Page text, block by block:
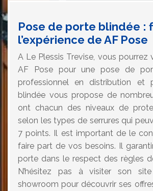
Pose de porte blindée :
l’expérience de AF Pose
A Le Plessis Trevise, vous pourrez
AF Pose pour une pose de
professionnel en distribution et
blindée vous propose de
ont chacun des niveaux de
selon les types de serrures qui
7 points. Il est important de le
faire part de vos besoins. Il
porte dans le respect des règles
N’hésitez pas à visiter son
showroom pour découvrir ses